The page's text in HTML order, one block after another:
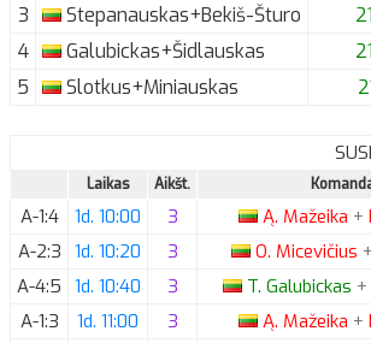
3
Stepanauskas+Bekiš-Šturo
4
Galubickas+Šidlauskas
5
Slotkus+Miniauskas
Laikas Aikšt.
A-1:4 1d. 10:00 3 Ą. Mažeika +
A-2:3 1d. 10:20 3 O. Micevičius +
A-4:5 1d. 10:40 3 T. Galubickas +
A-1:3
1d. 11:00 3 Ą. Mažeika +